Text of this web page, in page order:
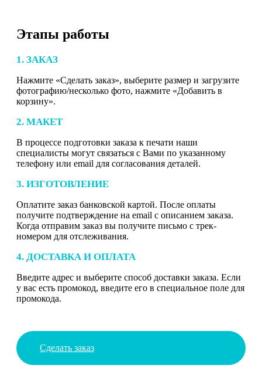
Этапы работы
1. ЗАКАЗ
Нажмите «Сделать заказ», выберите размер и загрузите
фотографию/несколько фото, нажмите «Добавить в
корзину».
2. МАКЕТ
В процессе подготовки заказа к печати наши
специалисты могут связаться с Вами по указанному
телефону или email для согласования деталей.
3. ИЗГОТОВЛЕНИЕ
Оплатите заказ банковской картой. После оплаты
получите подтверждение на email с описанием заказа.
Когда отправим заказ вы получите письмо с трек-
номером для отслеживания.
4. ДОСТАВКА И ОПЛАТА
Введите адрес и выберите способ доставки заказа. Если
у вас есть промокод, введите его в специальное поле для
промокода.
Сделать заказ